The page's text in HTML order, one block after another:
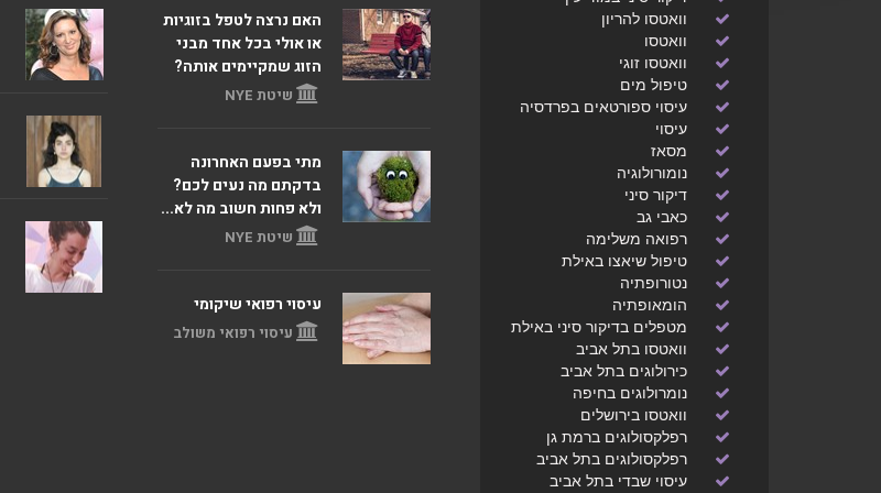
וואטסו להריון
וואטסו
וואטסו זוגי
טיפול מים
עיסוי ספורטאים בפרדסיה
עיסוי
מסאז
נומורולוגיה
דיקור סיני
כאבי גב
רפואה משלימה
טיפול שיאצו באילת
נטורופתיה
הומאופתיה
מטפלים בדיקור סיני באילת
וואטסו בתל אביב
כירולוגים בתל אביב
נומרולוגים בחיפה
וואטסו בירושלים
רפלקסולוגים ברמת גן
רפלקסולוגים בתל אביב
עיסוי שבדי בתל אביב
האם נרצה לטפל בזוגיות
או אולי בכל אחד מבני
הזוג שמקיימים אותה?
שיטת NYE
מתי בפעם האחרונה
בדקתם מה נעים לכם?
ולא פחות חשוב מה לא...
שיטת NYE
עיסוי רפואי שיקומי
עיסוי רפואי משולב